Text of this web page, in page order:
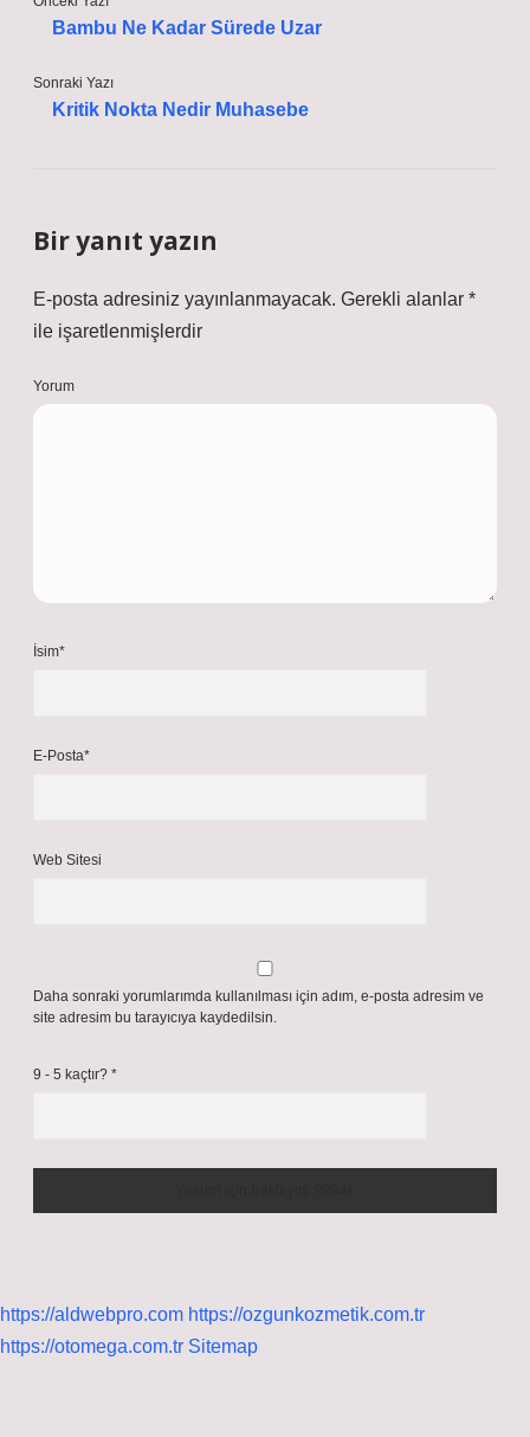
Bambu Ne Kadar Sürede Uzar
Sonraki Yazı
Kritik Nokta Nedir Muhasebe
Bir yanıt yazın
E-posta adresiniz yayınlanmayacak. Gerekli alanlar *
ile işaretlenmişlerdir
Yorum
İsim*
E-Posta*
Web Sitesi
Daha sonraki yorumlarımda kullanılması için adım, e-posta adresim ve
site adresim bu tarayıcıya kaydedilsin.
9 - 5 kaçtır? *
https://aldwebpro.com https://ozgunkozmetik.com.tr
https://otomega.com.tr Sitemap